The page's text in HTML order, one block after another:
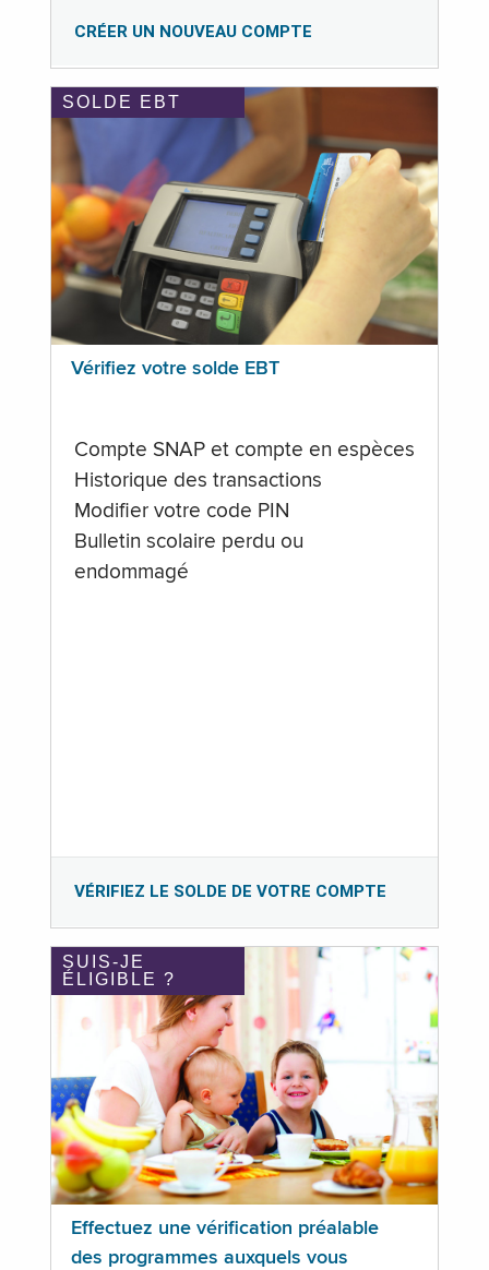
CRÉER UN NOUVEAU COMPTE
SOLDE EBT
Vérifiez votre solde EBT
Compte SNAP et compte en espèces
Historique des transactions
Modifier votre code PIN
Bulletin scolaire perdu ou
endommagé
VÉRIFIEZ LE SOLDE DE VOTRE COMPTE
SUIS-JE
ÉLIGIBLE ?
Effectuez une vérification préalable
des programmes auxquels vous